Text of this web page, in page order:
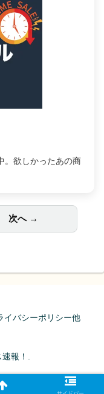
。欲しかったあの商
次へ →
イバシーポリシー他
報！.